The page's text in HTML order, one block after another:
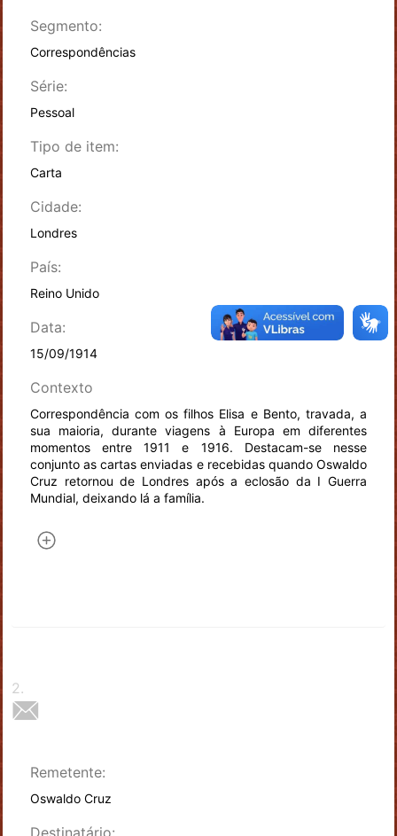
Segmento:
Correspondências
Série:
Pessoal
Tipo de item:
Carta
Cidade:
Londres
País:
Reino Unido
Data:
15/09/1914
Contexto
Correspondência com os filhos Elisa e Bento, travada, a
sua maioria, durante viagens à Europa em diferentes
momentos entre 1911 e 1916. Destacam-se nesse
conjunto as cartas enviadas e recebidas quando Oswaldo
Cruz retornou de Londres após a eclosão da I Guerra
Mundial, deixando lá a família.
2 .
Remetente:
Oswaldo Cruz
Destinatário: